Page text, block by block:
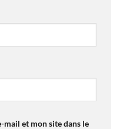
mail et mon site dans le